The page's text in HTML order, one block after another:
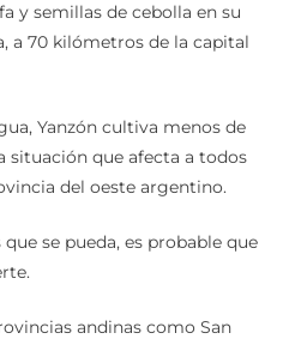
y semillas de cebolla en su
a 70 kilómetros de la capital
Yanzón cultiva menos de
situación que afecta a todos
del oeste argentino.
se pueda, es probable que
andinas como San